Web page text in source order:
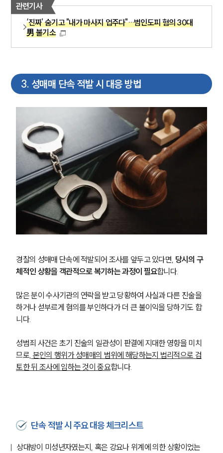
관련기사
‘진짜’ 숨기고 "내가 마사지 업주다"…범인도피 혐의 30대
男 불기소
3. 성매매 단속 적발 시 대응 방법
경찰의 성매매 단속에 적발되어 조사를 앞두고 있다면, 당시의 구
체적인 상황을 객관적으로 복기하는 과정이 필요합니다.
많은 분이 수사기관의 연락을 받고 당황하여 사실과 다른 진술을
하거나 섣부르게 혐의를 부인하다가 더 큰 불이익을 당하기도 합
니다.
성범죄 사건은 초기 진술의 일관성이 판결에 지대한 영향을 미치
므로, 본인의 행위가 성매매의 범위에 해당하는지 법리적으로 검
토한 뒤 조사에 임하는 것이 중요합니다.
단속 적발 시 주요 대응 체크리스트
상대방이 미성년자였는지, 혹은 강요나 위계에 의한 상황이었는